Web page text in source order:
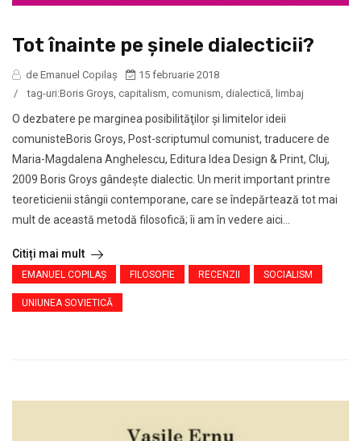
Tot înainte pe şinele dialecticii?
de Emanuel Copilaș
15 februarie 2018
/
tag-uri:Boris Groys, capitalism, comunism, dialectică, limbaj
O dezbatere pe marginea posibilităţilor şi limitelor ideii
comunisteBoris Groys, Post-scriptumul comunist, traducere de
Maria-Magdalena Anghelescu, Editura Idea Design & Print, Cluj,
2009 Boris Groys gândeşte dialectic. Un merit important printre
teoreticienii stângii contemporane, care se îndepărtează tot mai
mult de această metodă filosofică; îi am în vedere aici...
Citiți mai mult
EMANUEL COPILAȘ FILOSOFIE RECENZII SOCIALISM
UNIUNEA SOVIETICĂ